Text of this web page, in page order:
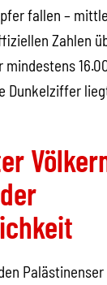
fallen –
Zahlen
mindestens
Dunkelziffer